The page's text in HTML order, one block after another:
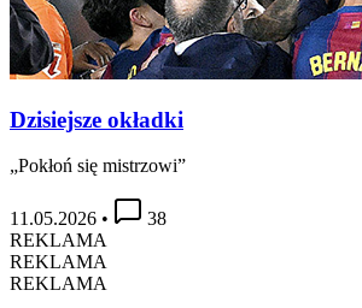
Dzisiejsze okładki
„Pokłoń się mistrzowi”
11.05.2026 •
38
REKLAMA
REKLAMA
REKLAMA